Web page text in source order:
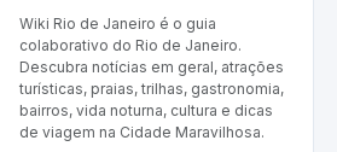
Wiki Rio de Janeiro é o guia
colaborativo do Rio de Janeiro.
Descubra notícias em geral, atrações
turísticas, praias, trilhas, gastronomia,
bairros, vida noturna, cultura e dicas
de viagem na Cidade Maravilhosa.